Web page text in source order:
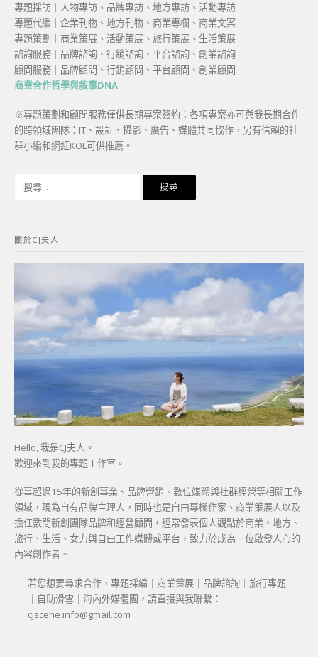
專題採訪｜人物專訪、品牌專訪、地方專訪、活動專訪
專題代編｜企業刊物、地方刊物、商業專欄、商業文案
專題策劃｜商業策展、活動策展、旅行策展、生活策展
諮詢服務｜品牌諮詢、行銷諮詢、平台諮詢、創業諮詢
顧問服務｜品牌顧問、行銷顧問、平台顧問、創業顧問
商業合作哲學與敘事DNA
※專題策劃和顧問服務僅供長期專案簽約；各項專案亦可與我長期合作
的跨領域團隊：IT、設計、攝影、廣告、媒體共同協作，另有信賴的社
群小編和網紅KOL可供推薦。
字:
關於CJ夫人
Hello, 我是CJ夫人。
歡迎來到我的專題工作室。
從事超過15年的新創事業、品牌營銷、數位媒體與社群經營等相關工作
領域，現為自有品牌主理人，同時也是自由專欄作家、商業策展人以及
擔任數間新創團隊品牌和經營顧問，經常發表個人觀點於商業、地方、
旅行、生活、女力與自由工作媒體或平台，致力於成為一位啟發人心的
內容創作者。
若您想要尋求合作，專題採編｜商業策展｜品牌諮詢｜旅行專題
｜自助滑雪｜海內外媒體團，請直接與我聯繫：
cjscene.info@gmail.com